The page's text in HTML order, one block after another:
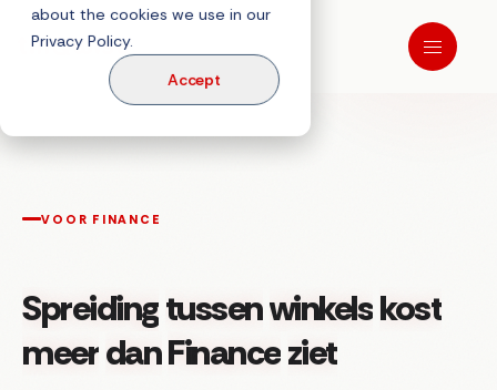
about the cookies we use in our
Privacy Policy.
Accept
VOOR FINANCE
Spreidingtussenwinkelskost
meerdanFinanceziet